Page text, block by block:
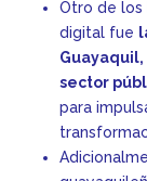
Otro de los
digital fue
sector
para